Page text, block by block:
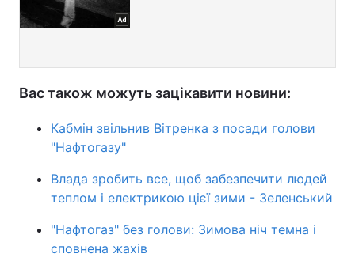
Вас також можуть зацікавити новини:
Кабмін звільнив Вітренка з посади голови
"Нафтогазу"
Влада зробить все, щоб забезпечити людей
теплом і електрикою цієї зими - Зеленський
"Нафтогаз" без голови: Зимова ніч темна і
сповнена жахів